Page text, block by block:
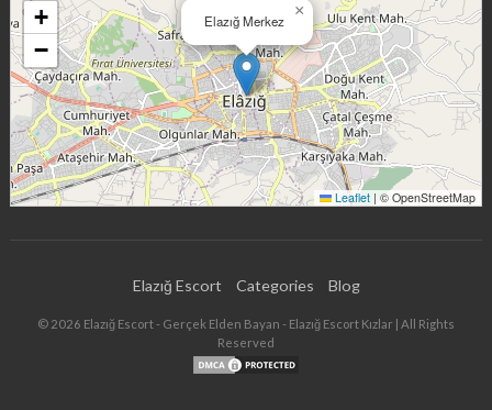
Elazığ Merkez
×
+
−
Leaflet | © OpenStreetMap
Elazığ Escort Categories Blog
© 2026 Elazığ Escort - Gerçek Elden Bayan - Elazığ Escort Kızlar | All Rights
Reserved